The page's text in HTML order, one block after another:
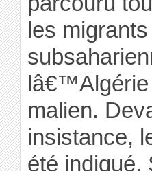
les
lâ€™Algérie
malien.
insistance,
été indiqué.